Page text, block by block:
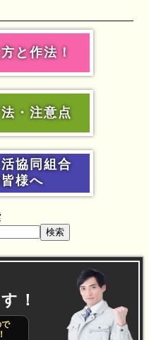
と作法！
・注意点
協同組合
様へ
検索
！
で